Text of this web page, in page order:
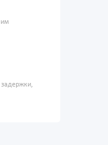
задержки,